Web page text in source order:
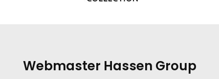
Webmaster Hassen Group